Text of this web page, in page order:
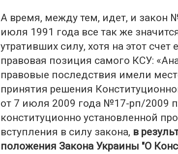
А время, между тем, идет, и закон
июля 1991 года все так же
утративших силу, хотя на этот счет
правовая позиция самого КСУ:
правовые последствия имели
принятия решения
от 7 июля 2009 года №17-рп/2009
конституционно установленной
вступления в силу закона, в
положения Закона Украины "О